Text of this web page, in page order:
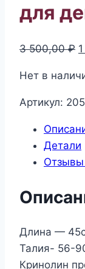
для
3 500,00₽
3
Нет в
Артикул:
Детали
Длина —
Талия- 56-
Кринолин